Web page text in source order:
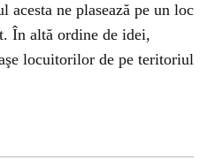
ne plasează pe un loc
În altă ordine de idei,
locuitorilor de pe teritoriul
video.